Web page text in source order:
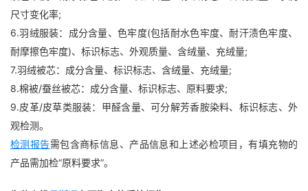
尺寸变化率;
6.羽绒服装：成分含量、色牢度(包括耐水色牢度、耐汗渍色牢度、
耐摩擦色牢度)、标识标志、外观质量、含绒量、充绒量;
7.羽绒被芯：成分含量、标识标志、含绒量、充绒量;
8.棉被/蚕丝被芯：成分含量、标识标志、原料要求;
9.皮革/皮草类服装：甲醛含量、可分解芳香胺染料、标识标志、外
观检测。
检测报告需包含商标信息、产品信息和上述必检项目，有填充物的
产品需加检“原料要求”。